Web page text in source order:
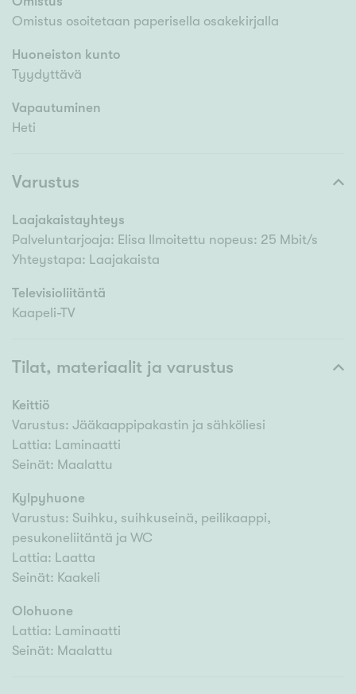
Omistus osoitetaan paperisella osakekirjalla
Huoneiston kunto
Tyydyttävä
Vapautuminen
Heti
Varustus
Laajakaistayhteys
Palveluntarjoaja: Elisa Ilmoitettu nopeus: 25 Mbit/s
Yhteystapa: Laajakaista
Televisioliitäntä
Kaapeli-TV
Tilat, materiaalit ja varustus
Keittiö
Varustus: Jääkaappipakastin ja sähköliesi
Lattia: Laminaatti
Seinät: Maalattu
Kylpyhuone
Varustus: Suihku, suihkuseinä, peilikaappi,
pesukoneliitäntä ja WC
Lattia: Laatta
Seinät: Kaakeli
Olohuone
Lattia: Laminaatti
Seinät: Maalattu